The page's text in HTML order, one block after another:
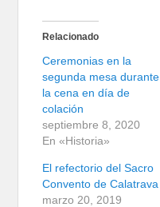
Relacionado
Ceremonias en la
segunda mesa durante
la cena en día de
colación
septiembre 8, 2020
En «Historia»
El refectorio del Sacro
Convento de Calatrava
marzo 20, 2019